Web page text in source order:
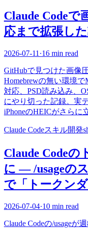
Claude Codeで
応まで拡張し
2026-07-11 ·16 min read
GitHubで見つけた画像
Homebrewの無い環境で
対応、PSD読み込み、
にやり切った記録。実
iPhoneのHEICがさらに
Claude Codeスキル開発
Claude Codeの
に — /usageの
で「トークン
2026-07-04·10 min read
Claude Codeの/usageが